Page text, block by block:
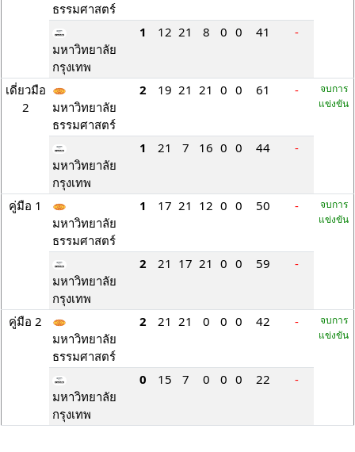
ธรรมศาสตร์
มหาวิทยาลัย
กรุงเทพ
1 12 21 8 0 0 41 -
เดี่ยวมือ
2
มหาวิทยาลัย
ธรรมศาสตร์
2 19 21 21 0 0 61 -
จบการ
แข่งขัน
มหาวิทยาลัย
กรุงเทพ
1 21 7 16 0 0 44 -
คู่มือ 1
มหาวิทยาลัย
ธรรมศาสตร์
1 17 21 12 0 0 50 -
จบการ
แข่งขัน
มหาวิทยาลัย
กรุงเทพ
2 21 17 21 0 0 59 -
คู่มือ 2
มหาวิทยาลัย
ธรรมศาสตร์
2 21 21 0 0 0 42 -
จบการ
แข่งขัน
มหาวิทยาลัย
กรุงเทพ
0 15 7 0 0 0 22 -